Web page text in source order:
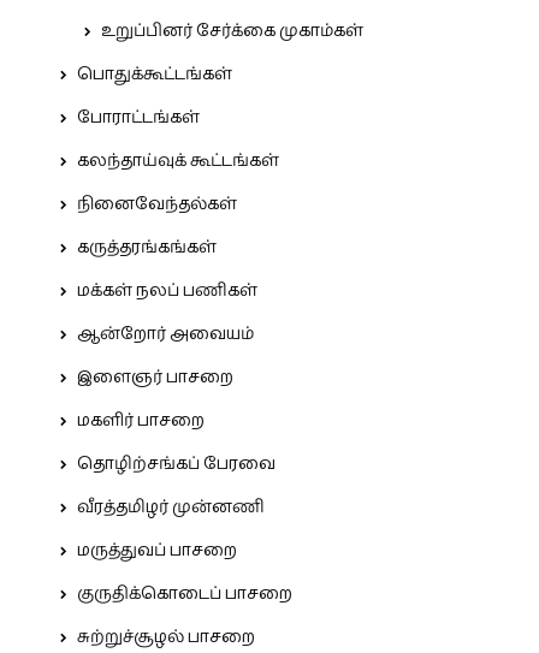
உறுப்பினர் சேர்க்கை முகாம்கள்
பொதுக்கூட்டங்கள்
போராட்டங்கள்
கலந்தாய்வுக் கூட்டங்கள்
நினைவேந்தல்கள்
கருத்தரங்கங்கள்
மக்கள் நலப் பணிகள்
ஆன்றோர் அவையம்
இளைஞர் பாசறை
மகளிர் பாசறை
தொழிற்சங்கப் பேரவை
வீரத்தமிழர் முன்னணி
மருத்துவப் பாசறை
குருதிக்கொடைப் பாசறை
சுற்றுச்சூழல் பாசறை